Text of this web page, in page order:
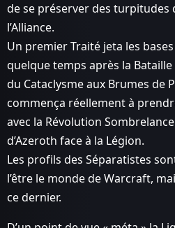
de se préserver des turpitudes
l’Alliance.
Un premier Traité jeta les
quelque temps après la Bataille
du Cataclysme aux Brumes de
commença réellement à
avec la Révolution
d’Azeroth face à la Légion.
Les profils des Séparatistes
l’être le monde de Warcraft,
ce dernier.